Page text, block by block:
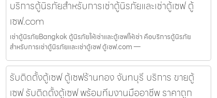
บริการตู้นิรภัยสำหรับการเช่าตู้นิรภัยและเช่าตู้เซฟ ตู้
เซฟ.com
เช่าตู้นิรภัยBangkok ตู้นิรภัยให้เช่าและตู้เซฟให้เช่า คือบริการตู้นิรภัย
สำหรับการเช่าตู้นิรภัยและเช่าตู้เซฟ ตู้เซฟ.com —
รับติดตั้งตู้เซฟ ตู้เซฟร้านทอง จันทบุรี บริการ ขายตู้
เซฟ รับติดตั้งตู้เซฟ พร้อมทีมงานมืออาชีพ ราคาถูก